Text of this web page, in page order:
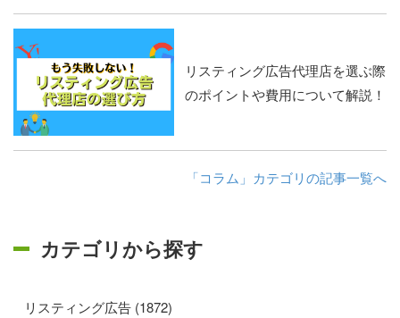
リスティング広告代理店を選ぶ際
のポイントや費用について解説！
「コラム」カテゴリの記事一覧へ
カテゴリから探す
リスティング広告 (1872)